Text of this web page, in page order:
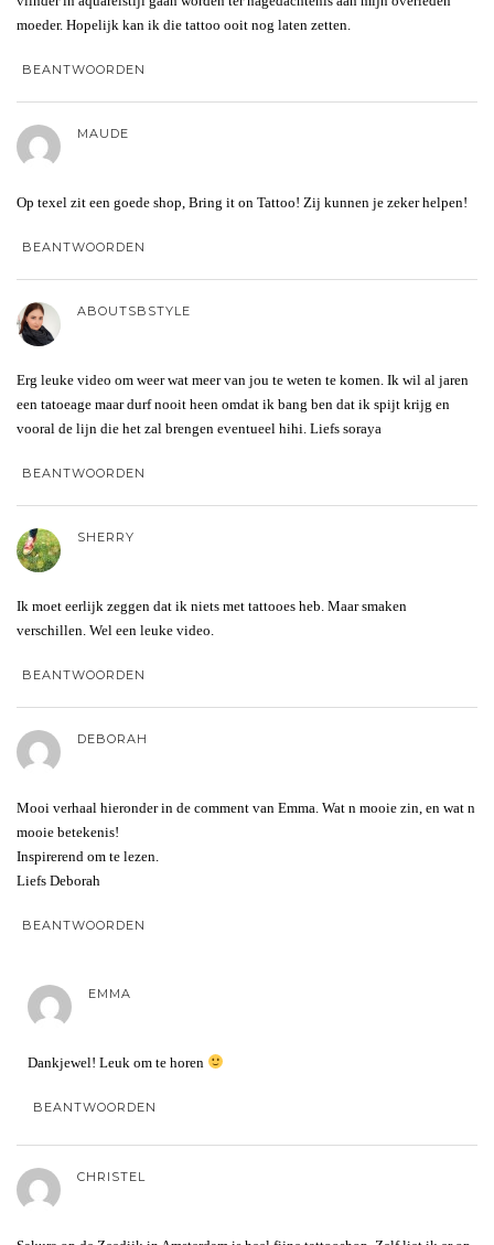
moeder. Hopelijk kan ik die tattoo ooit nog laten zetten.
BEANTWOORDEN
MAUDE
Op texel zit een goede shop, Bring it on Tattoo! Zij kunnen je zeker helpen!
BEANTWOORDEN
ABOUTSBSTYLE
Erg leuke video om weer wat meer van jou te weten te komen. Ik wil al jaren
een tatoeage maar durf nooit heen omdat ik bang ben dat ik spijt krijg en
vooral de lijn die het zal brengen eventueel hihi. Liefs soraya
BEANTWOORDEN
SHERRY
Ik moet eerlijk zeggen dat ik niets met tattooes heb. Maar smaken
verschillen. Wel een leuke video.
BEANTWOORDEN
DEBORAH
Mooi verhaal hieronder in de comment van Emma. Wat n mooie zin, en wat n
mooie betekenis!
Inspirerend om te lezen.
Liefs Deborah
BEANTWOORDEN
EMMA
Dankjewel! Leuk om te horen
BEANTWOORDEN
CHRISTEL